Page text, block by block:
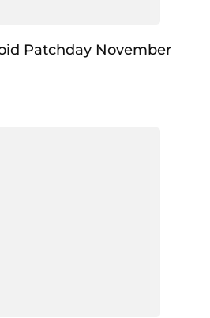
Patchday November